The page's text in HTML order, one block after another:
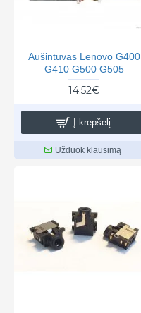
Aušintuvas Lenovo G400
G410 G500 G505
14.52€
Į krepšelį
Užduok klausimą